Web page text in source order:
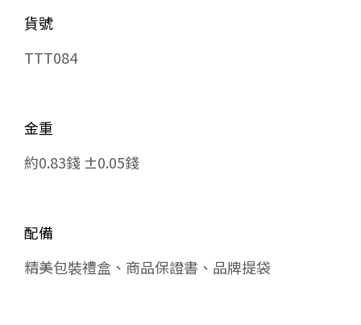
貨號
TTT084
金重
約0.83錢 ±0.05錢
配備
精美包裝禮盒、商品保證書、品牌提袋